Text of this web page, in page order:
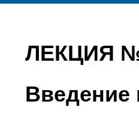
ЛЕКЦИЯ
Введение